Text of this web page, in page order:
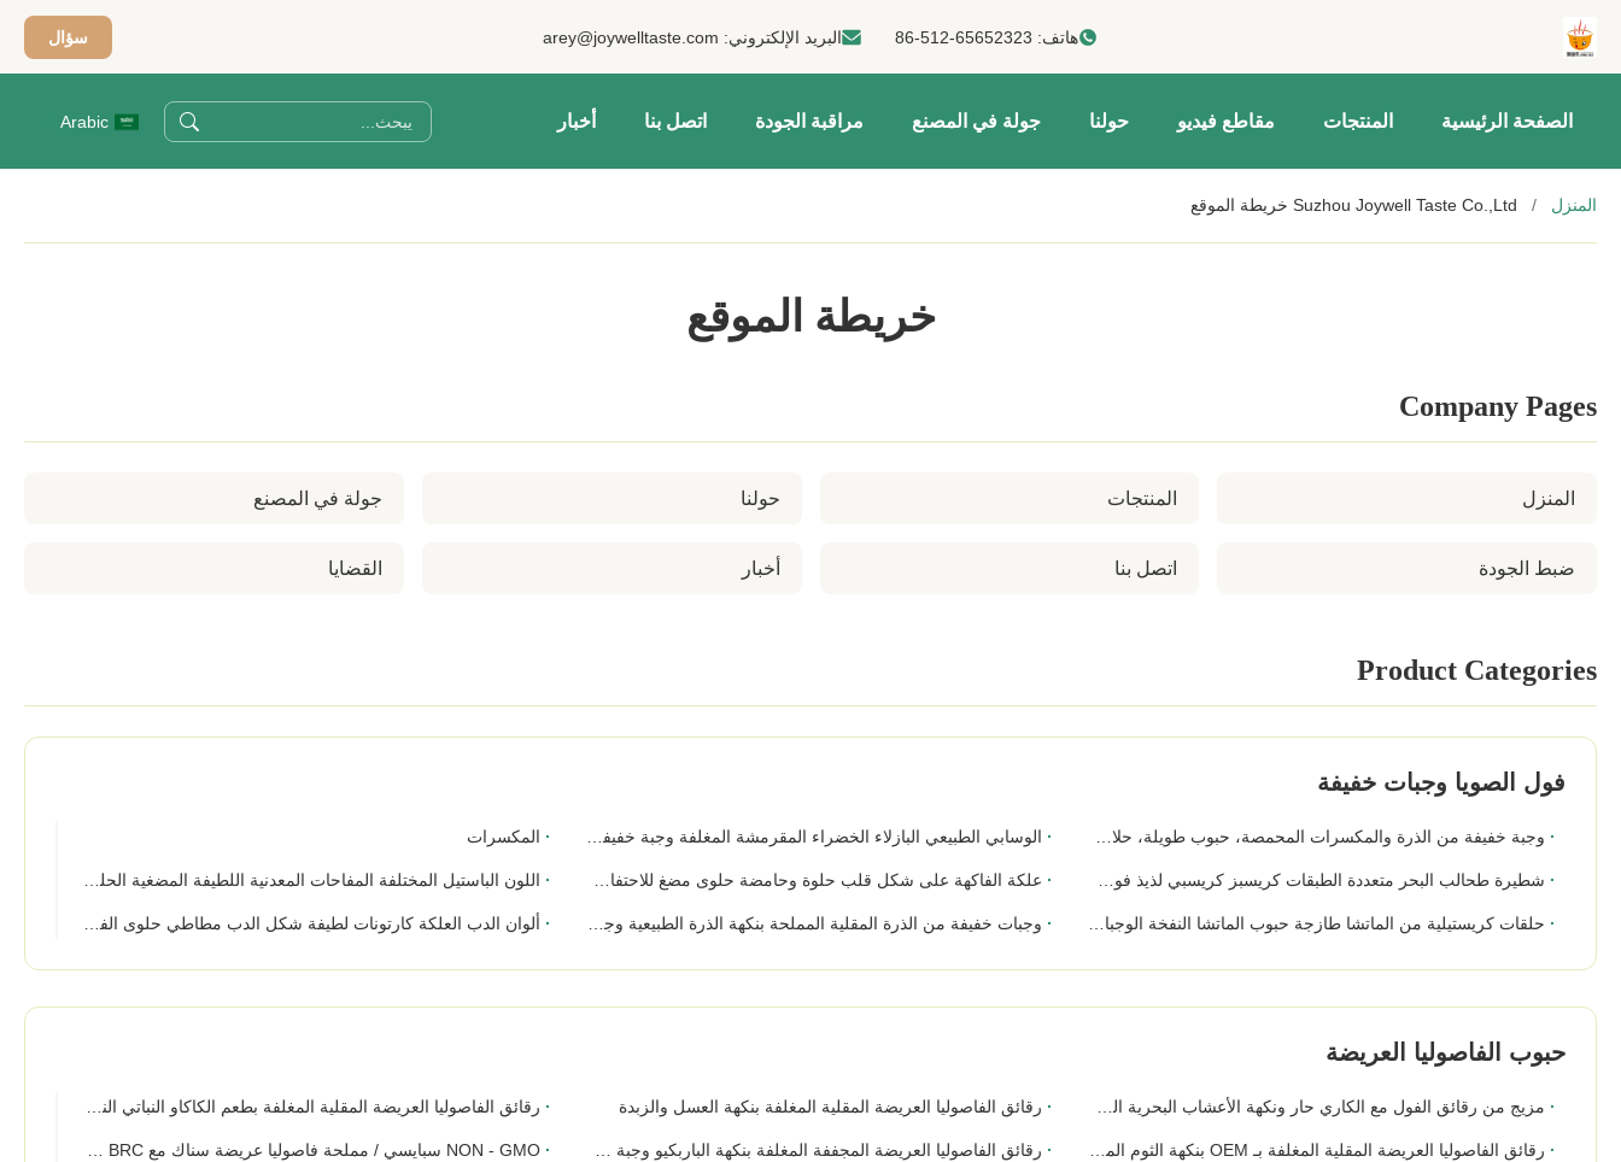
هاتف: 86-512-65652323 البريد الإلكتروني: arey@joywelltaste.com سؤال
الصفحة الرئيسية المنتجات مقاطع فيديو حولنا جولة في المصنع مراقبة الجودة اتصل بنا أخبار Arabic
المنزل / Suzhou Joywell Taste Co.,Ltd خريطة الموقع
خريطة الموقع
Company Pages
المنزل المنتجات حولنا جولة في المصنع
ضبط الجودة اتصل بنا أخبار القضايا
Product Categories
فول الصويا وجبات خفيفة
وجبة خفيفة من الذرة والمكسرات المحمصة، حبوب طويلة، حلاوة طبيعية، مقرمشة، صحية الوسابي الطبيعي البازلاء الخضراء المقرمشة المغلفة وجبة خفيفة للترفيه مكتب الشراهة مشاهدة سوبر ماركت الموزعين بالجملة المكسرات
شطيرة طحالب البحر متعددة الطبقات كريسبز كريسبي لذيذ فول الصويا وجبات خفيفة للفصل الزمني للمكتب مشاهدة فيلم سوبر ماركت البقالة الموردين بالجملة علكة الفاكهة على شكل قلب حلوة وحامضة حلوى مضغ للاحتفالات الصندوق الهدية السوبر ماركت الحلويات الموردين بالجملة اللون الباستيل المختلفة المفاحات المعدنية اللطيفة المضغية الحلوى النباتية القائمة على الحفلات صندوق الهدايا حفلات الزفاف المفضلة السوبر ماركت الحلويات الموردين بالجملة
حلقات كريستيلية من الماتشا طازجة حبوب الماتشا النفخة الوجبات الخفيفة الكريستيلية الخالية من الشعور بالذنب وجبات خفيفة من الذرة المقلية المملحة بنكهة الذرة الطبيعية وجبة خفيفة مقرمشة خفيفة خالية من القشرة لاستراحة المكتب وحفلات الإفطار والسوبر ماركت ومستوردي الأغذية بالجملة ألوان الدب العلكة كارتونات لطيفة شكل الدب مطاطي حلوى الفاكهة المضغ للحفلات الصندوق الهدية السوبر ماركت الحلويات
حبوب الفاصوليا العريضة
مزيج من رقائق الفول مع الكاري حار ونكهة الأعشاب البحرية المقرمشة الملونة رقائق الفاصوليا العريضة المقلية المغلفة بنكهة العسل والزبدة رقائق الفاصوليا العريضة المقلية المغلفة بطعم الكاكاو النباتي النباتي المقرمش
رقائق الفاصوليا العريضة المقلية المغلفة بـ OEM بنكهة الثوم المقرمشة رقائق الفاصوليا العريضة المجففة المغلفة بنكهة الباربكيو وجبة خفيفة مقرمشة محمصة NON - GMO سبايسي / مملحة فاصوليا عريضة سناك مع BRC / الحلال / شهادة Haccp